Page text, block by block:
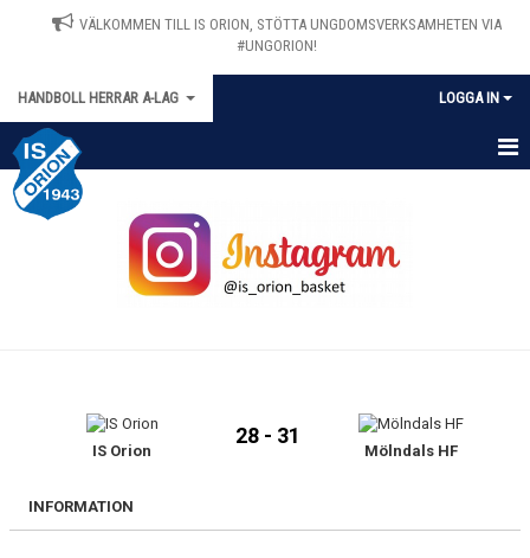
VÄLKOMMEN TILL IS ORION, STÖTTA UNGDOMSVERKSAMHETEN VIA
#UNGORION!
HANDBOLL HERRAR A-LAG LOGGA IN
HEM
BILDGALLERI
DOKUMENT
IS Orion
28 - 31
Mölndals HF
INFORMATION